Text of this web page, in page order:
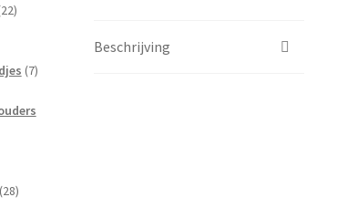
Beschrijving
2222
77
2828